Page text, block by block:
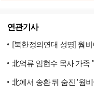
연관기사
[북한정의연대 성명] 웜
北억류 임현수 목사 가족
北에서 송환 뒤 숨진 '웜